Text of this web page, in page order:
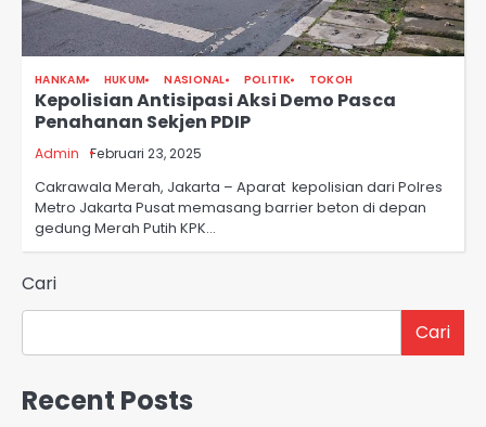
HANKAM HUKUM NASIONAL POLITIK TOKOH
Kepolisian Antisipasi Aksi Demo Pasca
Penahanan Sekjen PDIP
Admin Februari 23, 2025
Cakrawala Merah, Jakarta – Aparat kepolisian dari Polres
Metro Jakarta Pusat memasang barrier beton di depan
gedung Merah Putih KPK…
Cari
Cari
Recent Posts